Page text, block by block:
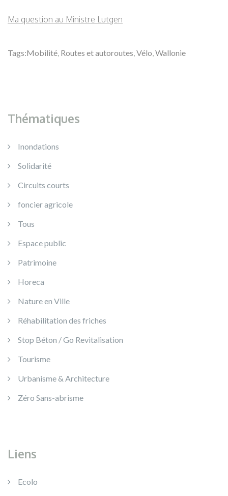
Ma question au Ministre Lutgen
Tags:Mobilité, Routes et autoroutes,Vélo,Wallonie
Thématiques
Inondations
Solidarité
Circuits courts
foncier agricole
Tous
Espace public
Patrimoine
Horeca
Nature en Ville
Réhabilitation des friches
Stop Béton / Go Revitalisation
Tourisme
Urbanisme & Architecture
Zéro Sans-abrisme
Liens
Ecolo